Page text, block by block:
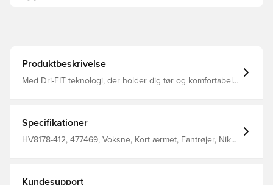
Produktbeskrivelse
Med Dri-FIT teknologi, der holder dig tør og komfortabel.
Specifikationer
HV8178-412, 477469, Voksne, Kort ærmet, Fantrøjer, Nike,
Kundesupport